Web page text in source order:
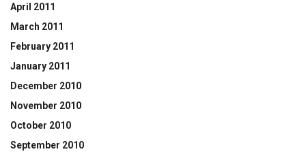
April 2011
March 2011
February 2011
January 2011
December 2010
November 2010
October 2010
September 2010